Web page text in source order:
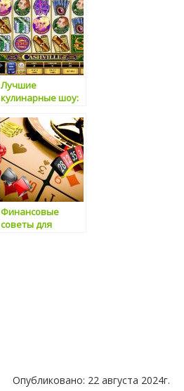
Лучшие
кулинарные шоу:
Финансовые
советы для
Опубликовано: 22 августа 2024г.